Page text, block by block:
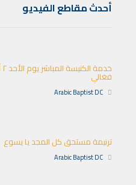
أحدث مقاطع الفيديو
فغالي
Arabic Baptist DC
ترنيمة مستحق كل المجد يا يسوع
Arabic Baptist DC